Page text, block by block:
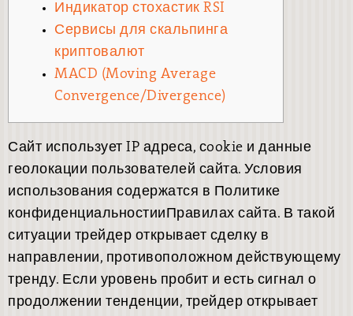
Индикатор стохастик RSI
Сервисы для скальпинга
криптовалют
MACD (Moving Average
Convergence/Divergence)
Сайт использует IP адреса, сookie и данные
геолокации пользователей сайта. Условия
использования содержатся в Политике
конфиденциальностииПравилах сайта. В такой
ситуации трейдер открывает сделку в
направлении, противоположном действующему
тренду. Если уровень пробит и есть сигнал о
продолжении тенденции, трейдер открывает